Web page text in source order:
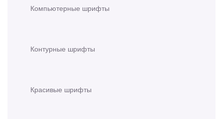
Компьютерные шрифты
Контурные шрифты
Красивые шрифты